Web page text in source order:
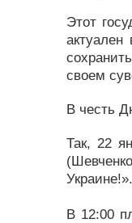
Этот
своем
В честь
Так, 22
Украине!».
В 12:00